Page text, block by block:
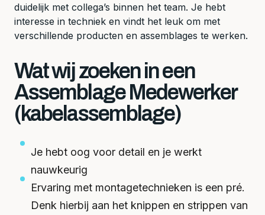
duidelijk met collega’s binnen het team. Je hebt
interesse in techniek en vindt het leuk om met
verschillende producten en assemblages te werken.
Wat wij zoeken in een
Assemblage Medewerker
(kabelassemblage)
Je hebt oog voor detail en je werkt
nauwkeurig
Ervaring met montagetechnieken is een pré.
Denk hierbij aan het knippen en strippen van